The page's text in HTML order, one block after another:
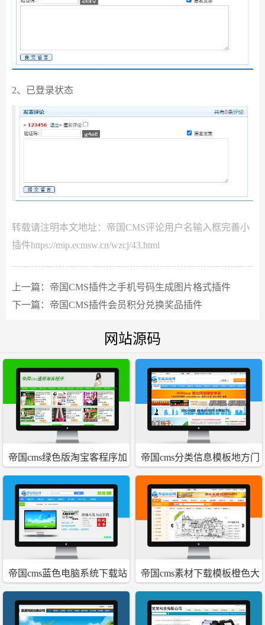
2、已登录状态
转载请注明本文地址： 帝国CMS评论用户名输入框完善小
插件https://mip.ecmsw.cn/wzcj/43.html
上一篇： 帝国CMS插件之手机号码生成图片格式插件
下一篇： 帝国CMS插件会员积分兑换奖品插件
网站源码
帝国cms绿色版淘宝客程序加
文章发布系统
帝国cms分类信息模板地方门
户网站源码
帝国cms蓝色电脑系统下载站
源码加文章资讯模板
帝国cms素材下载模板橙色大
气